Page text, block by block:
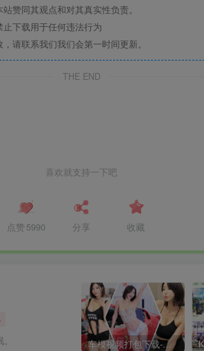
赞同其观点和对其真实性负责。
下载用于任何违法行为
请联系我们我们会第一时间更新。
THE END
喜欢就支持一下吧
点赞 5990 分享 收藏
车模视频打包下载-高清无水印版